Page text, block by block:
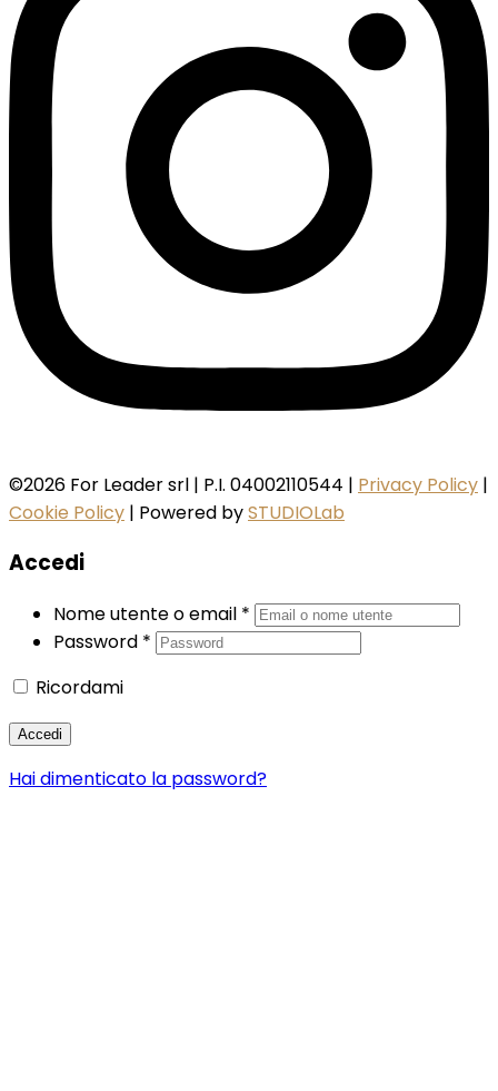
©2026 For Leader srl | P.I. 04002110544 | Privacy Policy |
Cookie Policy | Powered bySTUDIOLab
Accedi
Nome utente o email *
Password *
Ricordami
Accedi
Hai dimenticato la password?